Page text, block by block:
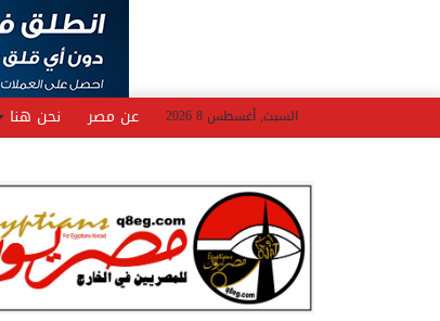
السبت, أغسطس 8 2026 عن مصر نحن هنا